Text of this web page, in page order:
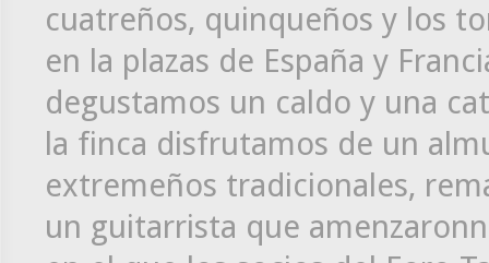
cuatreños, quinqueños y los
en la plazas de España y
degustamos un caldo y una
la finca disfrutamos de un
extremeños tradicionales,
un guitarrista que